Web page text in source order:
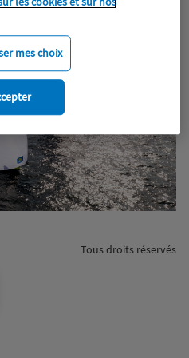
Tous droits réservés
mes choix